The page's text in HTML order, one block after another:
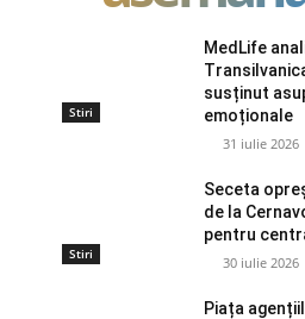
Stiri
MedLife
susținut
emoționale
31 iulie 2026
Stiri
Seceta
de la
pentru
30 iulie 2026
Piața